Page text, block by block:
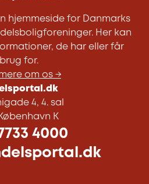
hjemmeside for Danmarks
Her kan
de har eller får
brug for.
om os →
4, 4. sal
København K
4000